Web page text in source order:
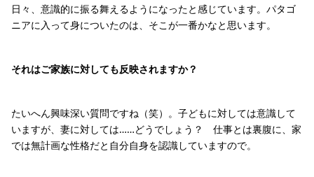
日々、意識的に振る舞えるようになったと感じています。パタゴ
ニアに入って身についたのは、そこが一番かなと思います。
それはご家族に対しても反映されますか？
たいへん興味深い質問ですね（笑）。子どもに対しては意識して
いますが、妻に対しては……どうでしょう？ 仕事とは裏腹に、家
では無計画な性格だと自分自身を認識していますので。